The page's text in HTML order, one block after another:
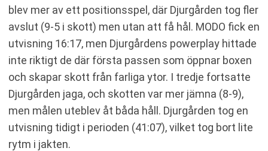
blev mer av ett positionsspel, där Djurgården tog fler
avslut (9-5 i skott) men utan att få hål. MODO fick en
utvisning 16:17, men Djurgårdens powerplay hittade
inte riktigt de där första passen som öppnar boxen
och skapar skott från farliga ytor. I tredje fortsatte
Djurgården jaga, och skotten var mer jämna (8-9),
men målen uteblev åt båda håll. Djurgården tog en
utvisning tidigt i perioden (41:07), vilket tog bort lite
rytm i jakten.